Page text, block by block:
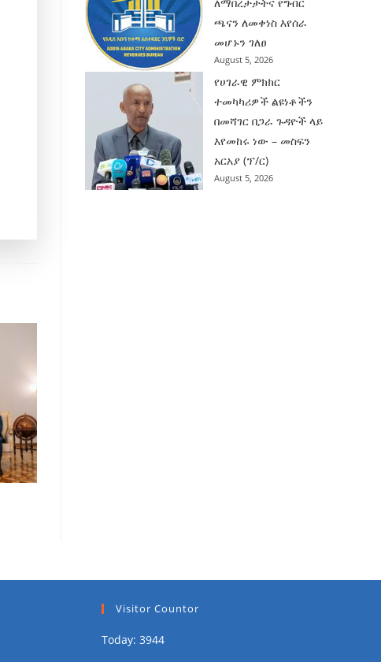
ጫናን ለመቀነስ እየሰራ
መሆኑን ገለፀ
August 5, 2026
የሀገራዊ ምክክር
ተመካካሪዎች ልዩነቶችን
በመሻገር በጋራ ጉዳዮች ላይ
እየመከሩ ነው – መስፍን
አርአያ (ፕ/ር)
August 5, 2026
Visitor Countor
Today: 3944